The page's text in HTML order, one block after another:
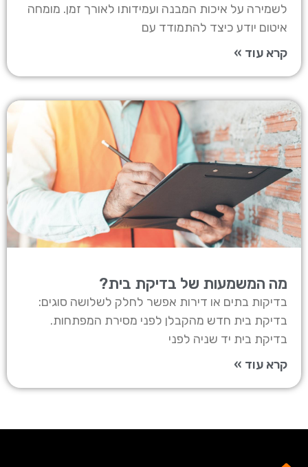
לשמירה על איכות המבנה ועמידותו לאורך זמן. מומחה
איטום יודע כיצד להתמודד עם
קרא עוד »
מה המשמעות של בדיקת בית?
בדיקות בתים או דירות אפשר לחלק לשלושה סוגים:
בדיקת בית חדש מהקבלן לפני מסירת המפתחות.
בדיקת בית יד שניה לפני
קרא עוד »